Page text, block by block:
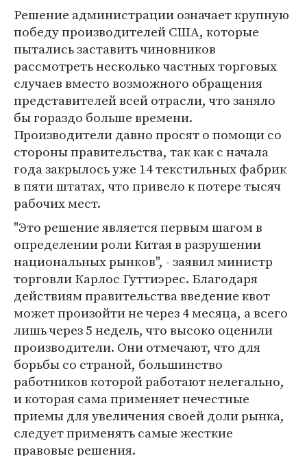
Решение администрации означает крупную
победу производителей США, которые
пытались заставить чиновников
рассмотреть несколько частных торговых
случаев вместо возможного обращения
представителей всей отрасли, что заняло
бы гораздо больше времени.
Производители давно просят о помощи со
стороны правительства, так как с начала
года закрылось уже 14 текстильных фабрик
в пяти штатах, что привело к потере тысяч
рабочих мест.
"Это решение является первым шагом в
определении роли Китая в разрушении
национальных рынков", - заявил министр
торговли Карлос Гуттиэрес. Благодаря
действиям правительства введение квот
может произойти не через 4 месяца, а всего
лишь через 5 недель, что высоко оценили
производители. Они отмечают, что для
борьбы со страной, большинство
работников которой работают нелегально,
и которая сама применяет нечестные
приемы для увеличения своей доли рынка,
следует применять самые жесткие
правовые решения.